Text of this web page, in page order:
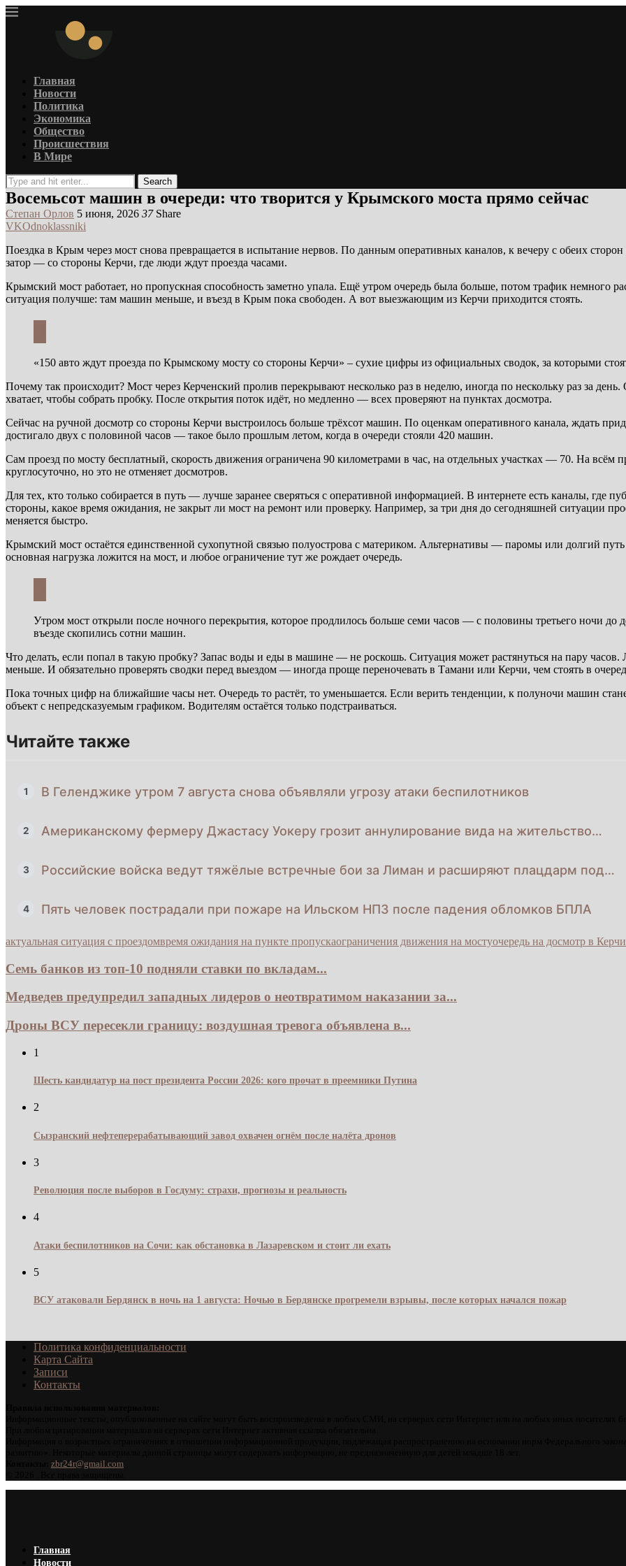
Главная
Новости
Политика
Экономика
Общество
Происшествия
В Мире
Search
Восемьсот машин в очереди: что творится у Крымского моста прямо сейчас
Степан Орлов 5 июня, 2026 37 Share
VKOdnoklassniki
Поездка в Крым через мост снова превращается в испытание нервов. По данным оперативных каналов, к вечеру с обеих
затор — со стороны Керчи, где люди ждут проезда часами.
Крымский мост работает, но пропускная способность заметно упала. Ещё утром очередь была больше, потом трафик немного
ситуация получше: там машин меньше, и въезд в Крым пока свободен. А вот выезжающим из Керчи приходится стоять.
«150 авто ждут проезда по Крымскому мосту со стороны Керчи» – сухие цифры из официальных сводок, за которыми
Почему так происходит? Мост через Керченский пролив перекрывают несколько раз в неделю, иногда по нескольку раз за
хватает, чтобы собрать пробку. После открытия поток идёт, но медленно — всех проверяют на пунктах досмотра.
Сейчас на ручной досмотр со стороны Керчи выстроилось больше трёхсот машин. По оценкам оперативного канала, ждать
достигало двух с половиной часов — такое было прошлым летом, когда в очереди стояли 420 машин.
Сам проезд по мосту бесплатный, скорость движения ограничена 90 километрами в час, на отдельных участках — 70. На
круглосуточно, но это не отменяет досмотров.
Для тех, кто только собирается в путь — лучше заранее сверяться с оперативной информацией. В интернете есть каналы, где
стороны, какое время ожидания, не закрыт ли мост на ремонт или проверку. Например, за три дня до сегодняшней ситуации
меняется быстро.
Крымский мост остаётся единственной сухопутной связью полуострова с материком. Альтернативы — паромы или долгий
основная нагрузка ложится на мост, и любое ограничение тут же рождает очередь.
Утром мост открыли после ночного перекрытия, которое продлилось больше семи часов — с половины третьего ночи до
въезде скопились сотни машин.
Что делать, если попал в такую пробку? Запас воды и еды в машине — не роскошь. Ситуация может растянуться на пару
меньше. И обязательно проверять сводки перед выездом — иногда проще переночевать в Тамани или Керчи, чем стоять в
Пока точных цифр на ближайшие часы нет. Очередь то растёт, то уменьшается. Если верить тенденции, к полуночи машин
объект с непредсказуемым графиком. Водителям остаётся только подстраиваться.
Читайте также
1 В Геленджике утром 7 августа снова объявляли угрозу атаки беспилотников
2 Американскому фермеру Джастасу Уокеру грозит аннулирование вида на жительство…
3 Российские войска ведут тяжёлые встречные бои за Лиман и расширяют плацдарм под…
4 Пять человек пострадали при пожаре на Ильском НПЗ после падения обломков БПЛА
актуальная ситуация с проездомвремя ожидания на пункте пропускаограничения движения на мостуочередь на досмотр в Керчи
Семь банков из топ-10 подняли ставки по вкладам...
Медведев предупредил западных лидеров о неотвратимом наказании за...
Дроны ВСУ пересекли границу: воздушная тревога объявлена в...
1
Шесть кандидатур на пост президента России 2026: кого прочат в преемники Путина
2
Сызранский нефтеперерабатывающий завод охвачен огнём после налёта дронов
3
Революция после выборов в Госдуму: страхи, прогнозы и реальность
4
Атаки беспилотников на Сочи: как обстановка в Лазаревском и стоит ли ехать
5
ВСУ атаковали Бердянск в ночь на 1 августа: Ночью в Бердянске прогремели взрывы, после которых начался пожар
Политика конфиденциальности
Карта Сайта
Записи
Контакты
zbr24r@gmail.com
Главная
Новости